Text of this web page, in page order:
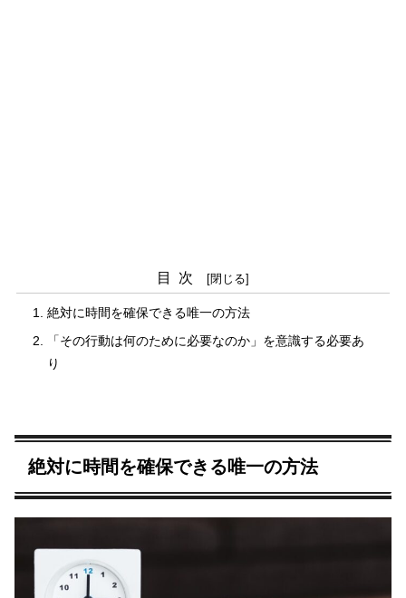
目次
絶対に時間を確保できる唯一の方法
「その行動は何のために必要なのか」を意識する必要あ
り
絶対に時間を確保できる唯一の方法